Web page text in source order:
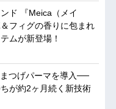
ド 『Meica（メイ
フィグの香りに包まれ
ムが新登場！
つげパーマを導入──
が約2ヶ月続く新技術